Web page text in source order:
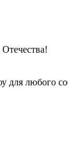
для любого